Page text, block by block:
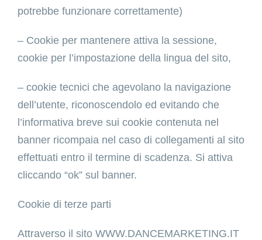
potrebbe funzionare correttamente)
– Cookie per mantenere attiva la sessione,
cookie per l’impostazione della lingua del sito,
– cookie tecnici che agevolano la navigazione
dell’utente, riconoscendolo ed evitando che
l’informativa breve sui cookie contenuta nel
banner ricompaia nel caso di collegamenti al sito
effettuati entro il termine di scadenza. Si attiva
cliccando “ok” sul banner.
Cookie di terze parti
Attraverso il sito WWW.DANCEMARKETING.IT